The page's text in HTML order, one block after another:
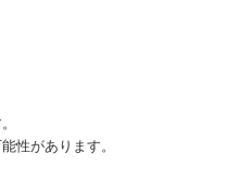
性があります。